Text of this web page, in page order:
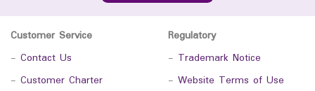
Customer Service
- Contact Us
- Customer Charter
Regulatory
- Trademark Notice
- Website Terms of Use